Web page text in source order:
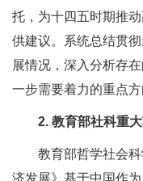
托，为十四五时期推
供建议。系统总结贯
展情况，深入分析存
一步需要着力的重点方
2. 教育部社科重
教育部哲学社会
济发展》基于中国作